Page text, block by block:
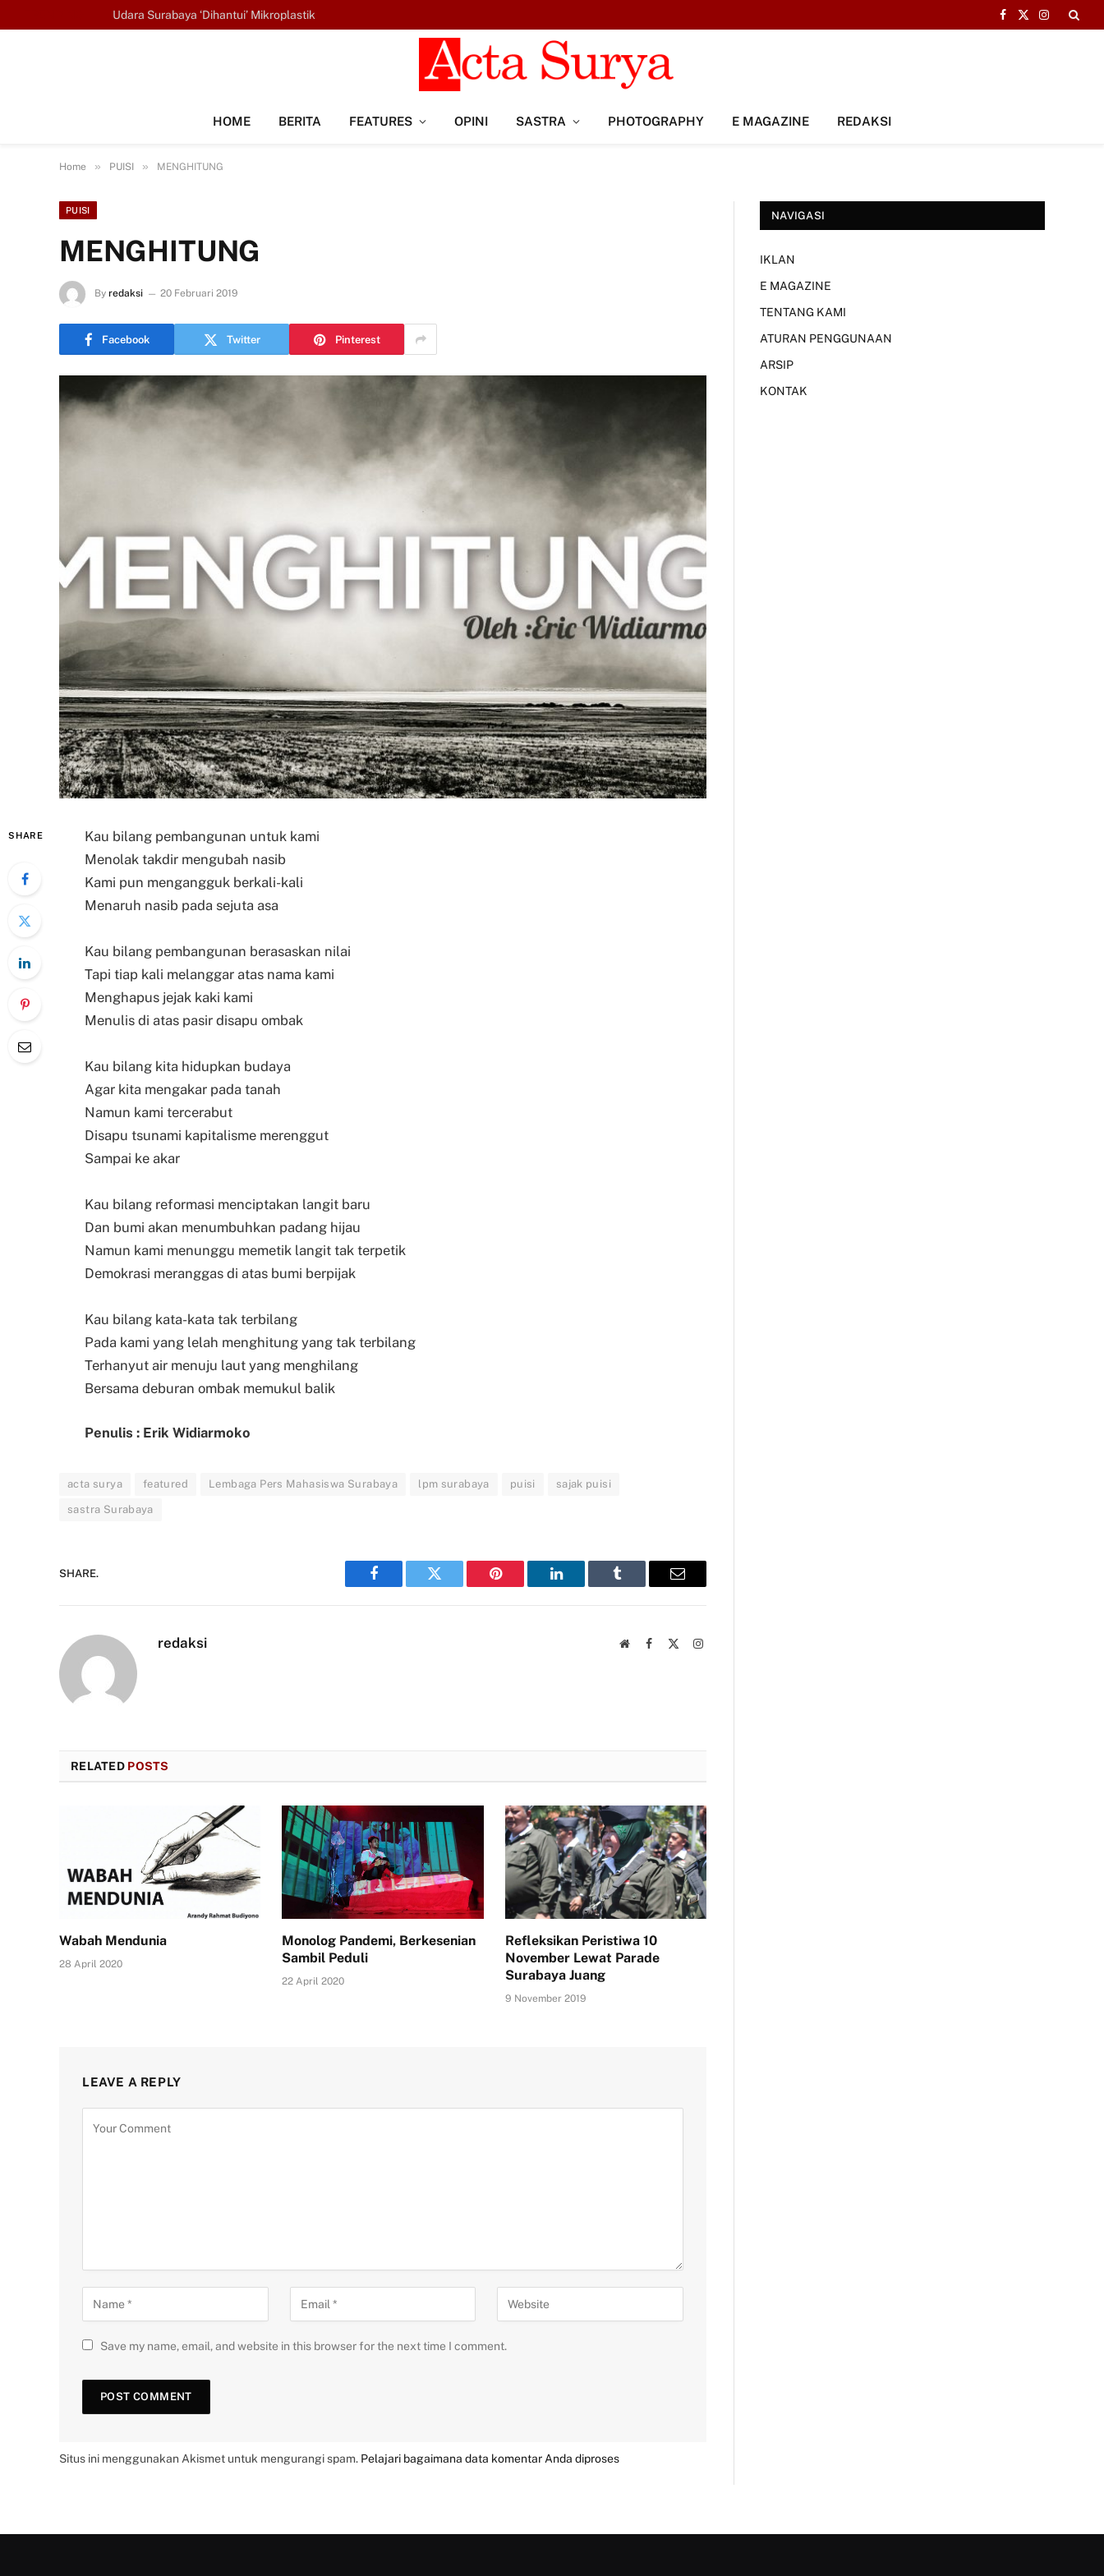
Udara Surabaya ‘Dihantui’ Mikroplastik
Facebook
X
Instagram
HOME BERITA FEATURES OPINI SASTRA PHOTOGRAPHY E MAGAZINE REDAKSI
Home » PUISI » MENGHITUNG
PUISI
MENGHITUNG
By redaksi 20 Februari 2019
Facebook Twitter Pinterest
SHARE
Kau bilang pembangunan untuk kami
Menolak takdir mengubah nasib
Kami pun mengangguk berkali-kali
Menaruh nasib pada sejuta asa
Kau bilang pembangunan berasaskan nilai
Tapi tiap kali melanggar atas nama kami
Menghapus jejak kaki kami
Menulis di atas pasir disapu ombak
Kau bilang kita hidupkan budaya
Agar kita mengakar pada tanah
Namun kami tercerabut
Disapu tsunami kapitalisme merenggut
Sampai ke akar
Kau bilang reformasi menciptakan langit baru
Dan bumi akan menumbuhkan padang hijau
Namun kami menunggu memetik langit tak terpetik
Demokrasi meranggas di atas bumi berpijak
Kau bilang kata-kata tak terbilang
Pada kami yang lelah menghitung yang tak terbilang
Terhanyut air menuju laut yang menghilang
Bersama deburan ombak memukul balik
Penulis : Erik Widiarmoko
acta surya featured Lembaga Pers Mahasiswa Surabaya lpm surabaya puisi sajak puisi
sastra Surabaya
SHARE.
Facebook Twitter Pinterest LinkedIn Tumblr Email
redaksi WebsiteFacebook Instagram
RELATED POSTS
Wabah Mendunia
28 April 2020
Monolog Pandemi, Berkesenian
Sambil Peduli
22 April 2020
Refleksikan Peristiwa 10
November Lewat Parade
Surabaya Juang
9 November 2019
LEAVE A REPLY
Save my name, email, and website in this browser for the next time I comment.
Situs ini menggunakan Akismet untuk mengurangi spam. Pelajari bagaimana data komentar Anda diproses
NAVIGASI
IKLAN
E MAGAZINE
TENTANG KAMI
ATURAN PENGGUNAAN
ARSIP
KONTAK